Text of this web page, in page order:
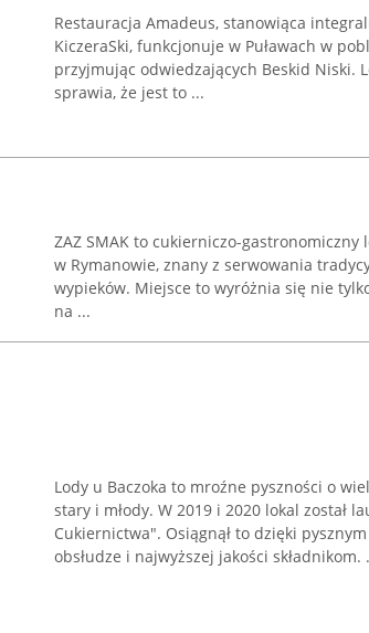
Restauracja Amadeus, stanowiąca
KiczeraSki, funkcjonuje w Puławach w
przyjmując odwiedzających Beskid Niski.
sprawia, że jest to ...
ZAZ SMAK to cukierniczo-
w Rymanowie, znany z serwowania
wypieków. Miejsce to wyróżnia się nie
na ...
Lody u Baczoka to mroźne pyszności o
stary i młody. W 2019 i 2020 lokal został
Cukiernictwa". Osiągnął to dzięki
obsłudze i najwyższej jakości składnikom.